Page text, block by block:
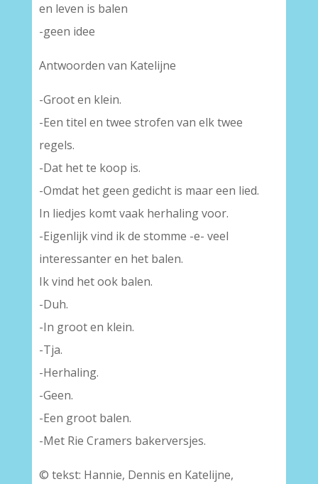
en leven is balen
-geen idee
Antwoorden van Katelijne
-Groot en klein.
-Een titel en twee strofen van elk twee
regels.
-Dat het te koop is.
-Omdat het geen gedicht is maar een lied.
In liedjes komt vaak herhaling voor.
-Eigenlijk vind ik de stomme -e- veel
interessanter en het balen.
Ik vind het ook balen.
-Duh.
-In groot en klein.
-Tja.
-Herhaling.
-Geen.
-Een groot balen.
-Met Rie Cramers bakerversjes.
© tekst: Hannie, Dennis en Katelijne,